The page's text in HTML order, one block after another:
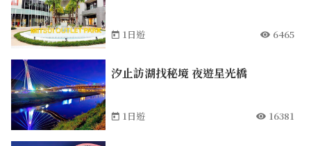
1日遊 6465
汐止訪湖找秘境 夜遊星光橋
1日遊 16381